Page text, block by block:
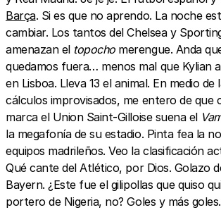
Barça. Si es que no aprendo. La noche
cambiar. Los tantos del Chelsea y
amenazan el topochomerengue. Anda
quedamos fuera… menos mal que Kylian
en Lisboa. Lleva 13 el animal. En medio de
cálculos improvisados, me entero de que
marca el Union Saint-Gilloise suena el
la megafonía de su estadio. Pinta fea la
equipos madrileños. Veo la clasificación
Qué cante del Atlético, por Dios. Golazo
Bayern. ¿Este fue el gilipollas que quiso
portero de Nigeria, no? Goles y más